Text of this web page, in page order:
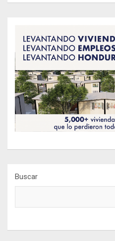
Buscar